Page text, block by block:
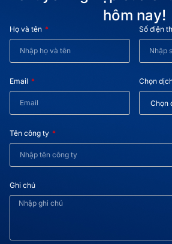
hôm nay!
Họ và tên Số điện
Email Chọn
Tên công ty
Ghi chú